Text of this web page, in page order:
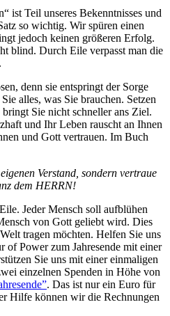
ist Teil unseres Bekenntnisses und
so wichtig. Wir spüren einen
jedoch keinen größeren Erfolg.
blind. Durch Eile verpasst man die
denn sie entspringt der Sorge
alles, was Sie brauchen. Setzen
Sie nicht schneller ans Ziel.
und Ihr Leben rauscht an Ihnen
und Gott vertrauen. Im Buch
Verstand, sondern vertraue
dem HERRN!
Jeder Mensch soll aufblühen
von Gott geliebt wird. Dies
tragen möchten. Helfen Sie uns
of Power zum Jahresende mit einer
Sie uns mit einer einmaligen
einzelnen Spenden in Höhe von
. Das ist nur ein Euro für
Hilfe können wir die Rechnungen